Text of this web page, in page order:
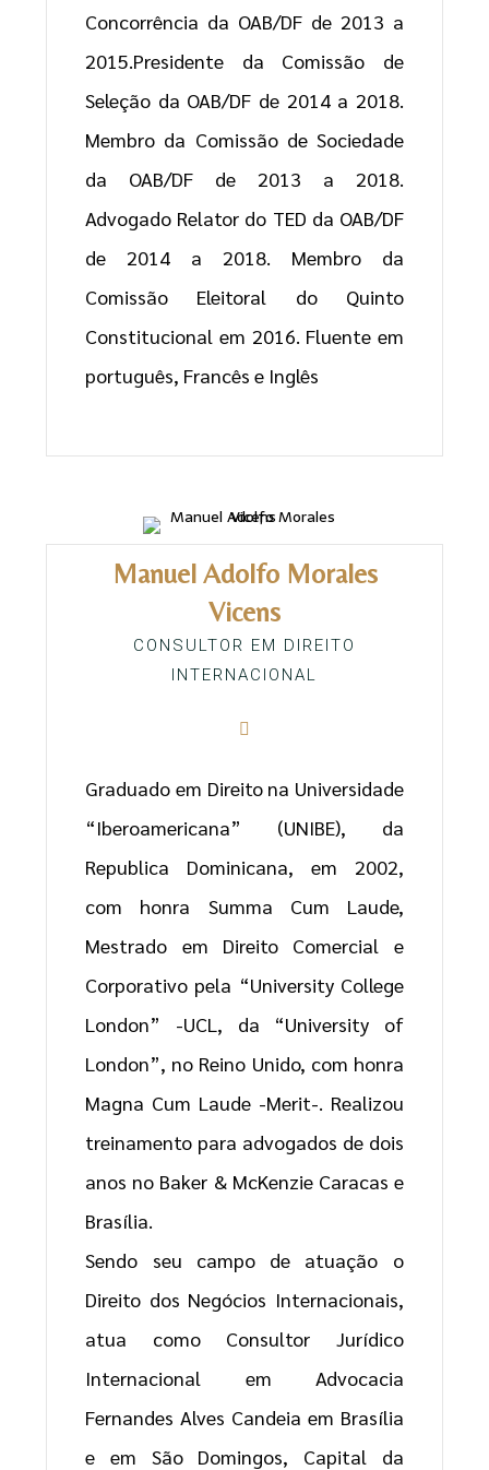
Concorrência da OAB/DF de 2013 a
2015.Presidente da Comissão de
Seleção da OAB/DF de 2014 a 2018.
Membro da Comissão de Sociedade
da OAB/DF de 2013 a 2018.
Advogado Relator do TED da OAB/DF
de 2014 a 2018. Membro da
Comissão Eleitoral do Quinto
Constitucional em 2016. Fluente em
português, Francês e Inglês
Manuel Adolfo Morales
Vicens
CONSULTOR EM DIREITO
INTERNACIONAL
Graduado em Direito na Universidade
“Iberoamericana” (UNIBE), da
Republica Dominicana, em 2002,
com honra Summa Cum Laude,
Mestrado em Direito Comercial e
Corporativo pela “University College
London” -UCL, da “University of
London”, no Reino Unido, com honra
Magna Cum Laude -Merit-. Realizou
treinamento para advogados de dois
anos no Baker & McKenzie Caracas e
Brasília.
Sendo seu campo de atuação o
Direito dos Negócios Internacionais,
atua como Consultor Jurídico
Internacional em Advocacia
Fernandes Alves Candeia em Brasília
e em São Domingos, Capital da